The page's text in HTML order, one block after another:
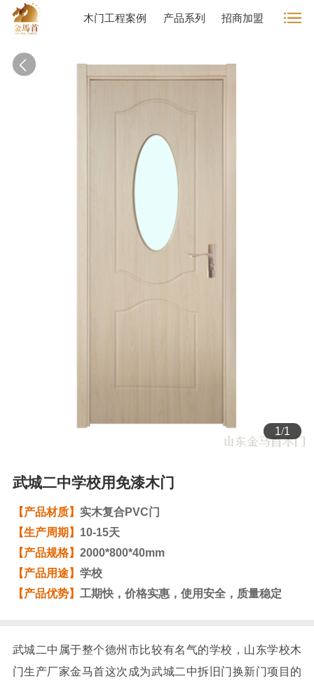
木门工程案例 产品系列 招商加盟
1/1
武城二中学校用免漆木门
【产品材质】 实木复合PVC门
【生产周期】 10-15天
【产品规格】 2000*800*40mm
【产品用途】 学校
【产品优势】 工期快，价格实惠，使用安全，质量稳定
武城二中属于整个德州市比较有名气的学校，山东学校木
门生产厂家金马首这次成为武城二中拆旧门换新门项目的